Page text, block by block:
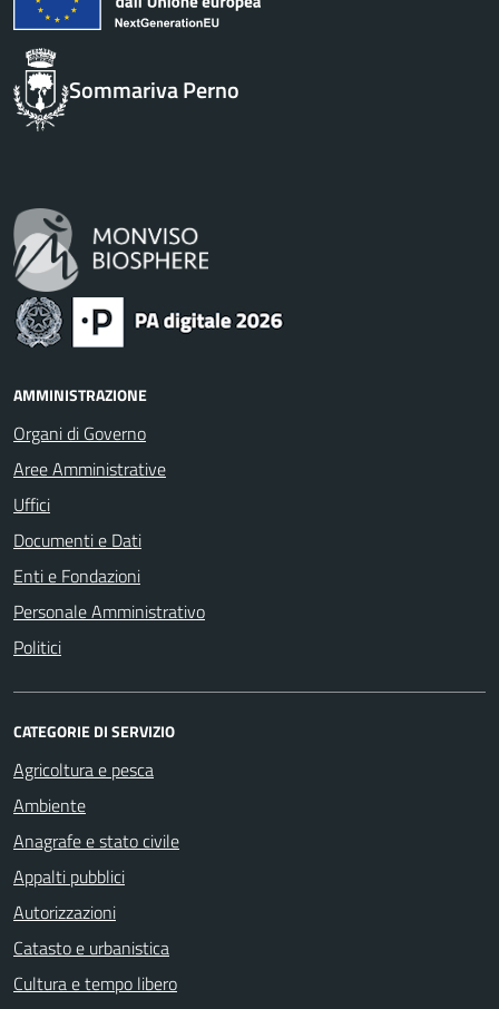
Sommariva Perno
AMMINISTRAZIONE
Organi di Governo
Aree Amministrative
Uffici
Documenti e Dati
Enti e Fondazioni
Personale Amministrativo
Politici
CATEGORIE DI SERVIZIO
Agricoltura e pesca
Ambiente
Anagrafe e stato civile
Appalti pubblici
Autorizzazioni
Catasto e urbanistica
Cultura e tempo libero